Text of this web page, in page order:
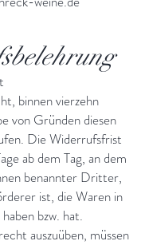
binnen vierzehn
von Gründen diesen
Die Widerrufsfrist
ab dem Tag, an dem
benannter Dritter,
ist, die Waren in
bzw. hat.
auszuüben, müssen